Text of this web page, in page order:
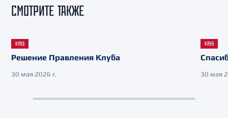
СМОТРИТЕ ТАКЖЕ
КЛУБ
Решение Правления Клуба
30 мая 2026 г.
КЛУБ
30 мая